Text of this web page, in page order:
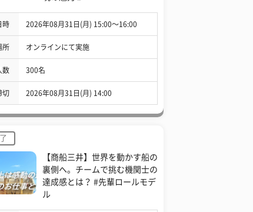
時 2026年08月31日(月) 15:00〜16:00
所 オンラインにて実施
数 300名
切 2026年08月31日(月) 14:00
【商船三井】世界を動かす船の
裏側へ。チームで挑む機関士の
達成感とは？ #先輩ロールモデ
ル